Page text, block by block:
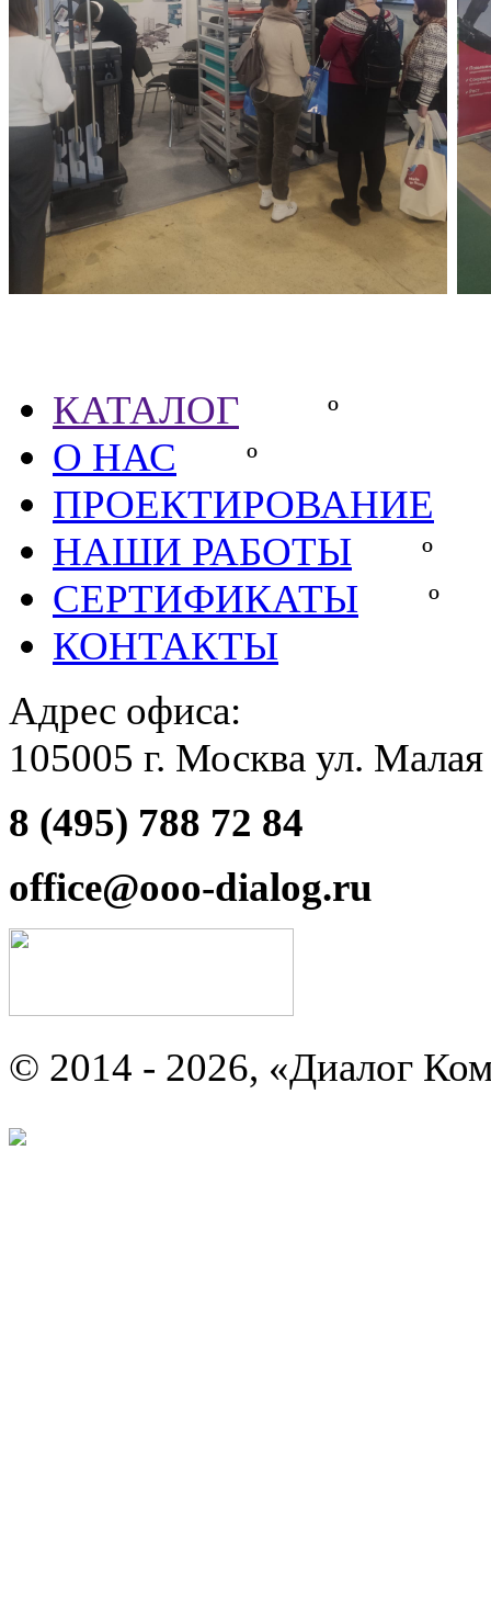
КАТАЛОГ
º
О НАС º
ПРОЕКТИРОВАНИЕ
НАШИ РАБОТЫ
СЕРТИФИКАТЫ
КОНТАКТЫ
Адрес офиса:
105005 г. Москва ул.
8 (495) 788 72 84
office@ooo-dialog.ru
© 2014 - 2026, «Диалог